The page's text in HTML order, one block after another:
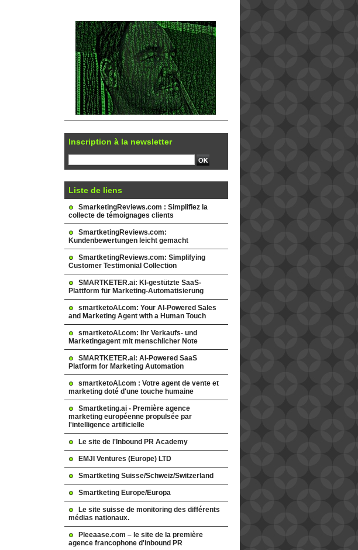
Inscription à la newsletter
Liste de liens
SmarketingReviews.com : Simplifiez la
collecte de témoignages clients
SmartketingReviews.com:
Kundenbewertungen leicht gemacht
SmartketingReviews.com: Simplifying
Customer Testimonial Collection
SMARTKETER.ai: KI-gestützte SaaS-
Plattform für Marketing-Automatisierung
smartketoAI.com: Your AI-Powered Sales
and Marketing Agent with a Human Touch
smartketoAI.com: Ihr Verkaufs- und
Marketingagent mit menschlicher Note
SMARTKETER.ai: AI-Powered SaaS
Platform for Marketing Automation
smartketoAI.com : Votre agent de vente et
marketing doté d'une touche humaine
Smartketing.ai - Première agence
marketing européenne propulsée par
l'intelligence artificielle
Le site de l'Inbound PR Academy
EMJI Ventures (Europe) LTD
Smartketing Suisse/Schweiz/Switzerland
Smartketing Europe/Europa
Le site suisse de monitoring des différents
médias nationaux.
Pleeaase.com – le site de la première
agence francophone d'inbound PR